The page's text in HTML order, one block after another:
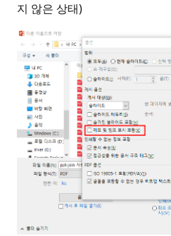
지 않은 상태)